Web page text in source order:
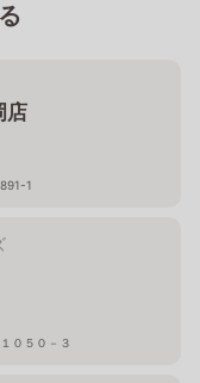
店
1
０５０－３